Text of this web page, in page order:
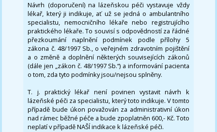
Návrh (doporučení) na lázeňskou péči vystavuje vždy
lékař, který ji indikuje, ať už se jedná o ambulantního
specialistu, nemocničního lékaře nebo registrujícího
praktického lékaře. To souvisí s odpovědností za řádné
přezkoumání naplnění podmínek podle přílohy 5
zákona č. 48/1997 Sb., o veřejném zdravotním pojištění
a o změně a doplnění některých souvisejících zákonů
(dále jen „zákon č. 48/1997 Sb.“) a informování pacienta
o tom, zda tyto podmínky jsou/nejsou splněny.
T. j. praktický lékař není povinen vystavit návrh k
lázeňské péči za specialistu, který toto indikuje. V tomto
případě bude úkon považován za administrativní úkon
nad rámec běžné péče a bude zpoplatněn 600,- Kč. Toto
neplatí v případě NAŠÍ indikace k lázeňské péči.